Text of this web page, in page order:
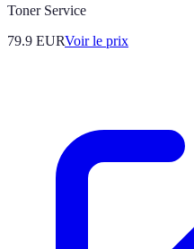
Toner Service
79.9 EURVoir le prix